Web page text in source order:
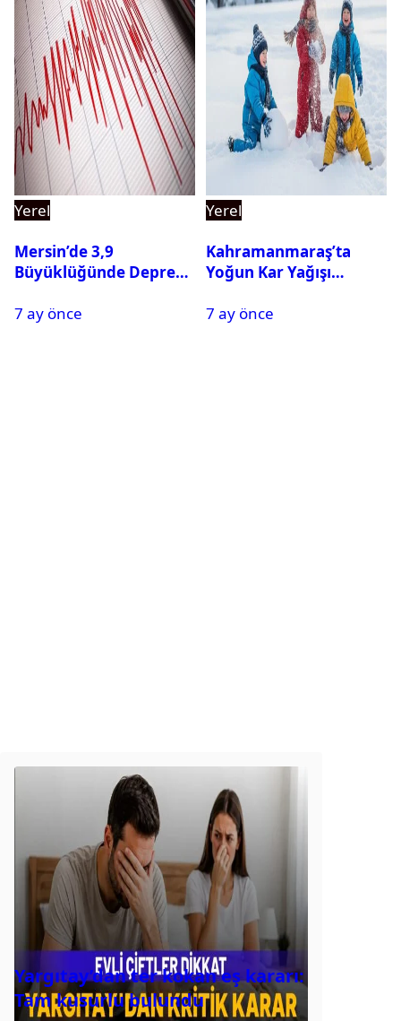
Yerel
Mersin’de 3,9
Büyüklüğünde Deprem
7 ay önce
Yerel
Kahramanmaraş’ta
Yoğun Kar Yağışı
Tatil
7 ay önce
Yargıtay’dan ter kokan eş kararı:
Tam kusurlu bulundu